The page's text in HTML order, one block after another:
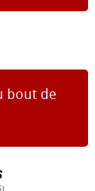
bout de